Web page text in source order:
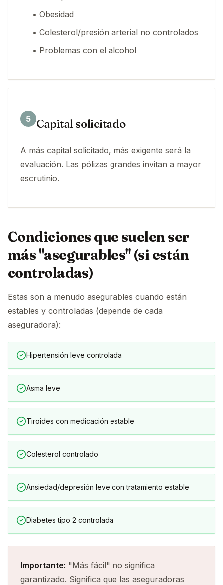
• Obesidad
• Colesterol/presión arterial no controlados
• Problemas con el alcohol
5 Capital solicitado
A más capital solicitado, más exigente será la
evaluación. Las pólizas grandes invitan a mayor
escrutinio.
Condiciones que suelen ser
más "asegurables" (si están
controladas)
Estas son a menudo asegurables cuando están
estables y controladas (depende de cada
aseguradora):
Hipertensión leve controlada
Asma leve
Tiroides con medicación estable
Colesterol controlado
Ansiedad/depresión leve con tratamiento estable
Diabetes tipo 2 controlada
Importante: "Más fácil" no significa
garantizado. Significa que las aseguradoras